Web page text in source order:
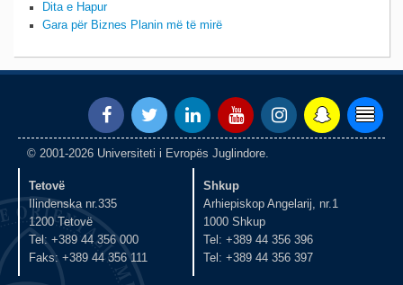
Dita e Hapur
Gara për Biznes Planin më të mirë
© 2001-2026 Universiteti i Evropës Juglindore.
Tetovë
Ilindenska nr.335
1200 Tetovë
Tel: +389 44 356 000
Faks: +389 44 356 111
Shkup
Arhiepiskop Angelarij, nr.1
1000 Shkup
Tel: +389 44 356 396
Tel: +389 44 356 397